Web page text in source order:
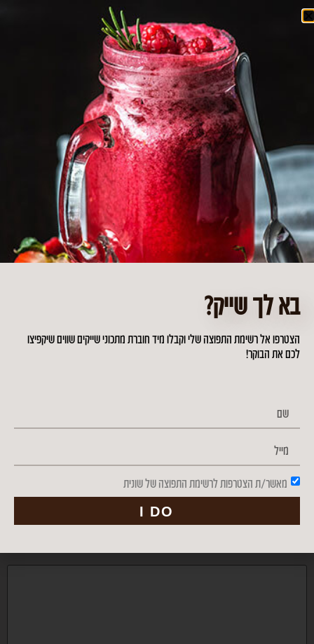
העוגיה המושלמת ליד הקפה
כתיבת תגובה
שדות החובה מסומנים*
בא לך שייק?
הצטרפו אל רשימת התפוצה שלי וקבלו מיד חוברת מתכוני שייקים שווים שיקפיצו
לכם את הבוקר!
מאשר/ת הצטרפות לרשימת התפוצה של שונית
I DO